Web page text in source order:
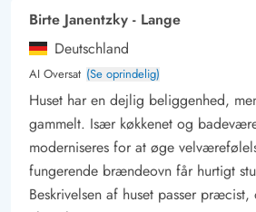
ferie mellem Vesterhavet og
ferieområde ligger på den smalle
byder på en unik natur med klitter,
mange muligheder for oplevelser i det fri.
Fra sommerhuset kan I gå lange ture
tage på cykelture i området. Den
Fjord byder også på gode muligheder
hyggelige ture i naturen.
Birte Janentzky - Lange
Deutschland
AI Oversat (Se oprindelig)
Huset har en dejlig beliggenhed,
gammelt. Især køkkenet og
moderniseres for at øge
fungerende brændeovn får hurtigt
Beskrivelsen af huset passer